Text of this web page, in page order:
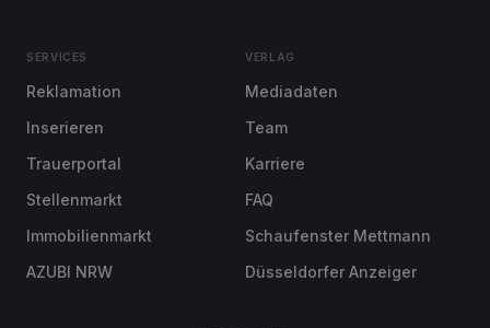
SERVICES
Reklamation
Inserieren
Trauerportal
Stellenmarkt
Immobilienmarkt
AZUBI NRW
VERLAG
Mediadaten
Team
Karriere
FAQ
Schaufenster Mettmann
Düsseldorfer Anzeiger